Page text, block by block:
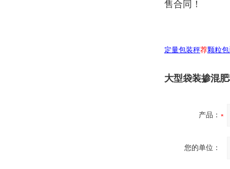
售合同！
定量包装秤荐颗粒
大型袋装掺混
产品：
您的单位：